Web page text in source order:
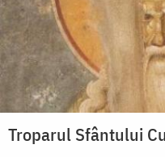
Troparul Sfântului